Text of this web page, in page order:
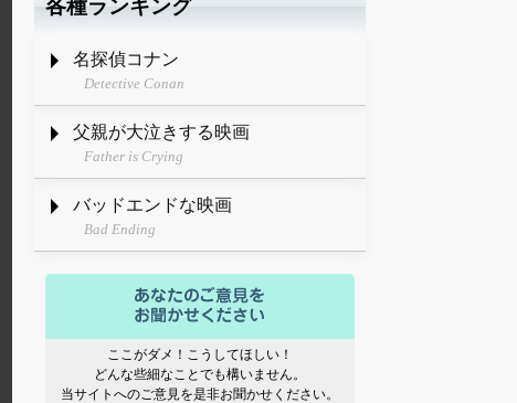
各種ランキング
名探偵コナン
Detective Conan
父親が大泣きする映画
Father is Crying
バッドエンドな映画
Bad Ending
ここがダメ！こうしてほしい！
どんな些細なことでも構いません。
当サイトへのご意見を是非お聞かせください。